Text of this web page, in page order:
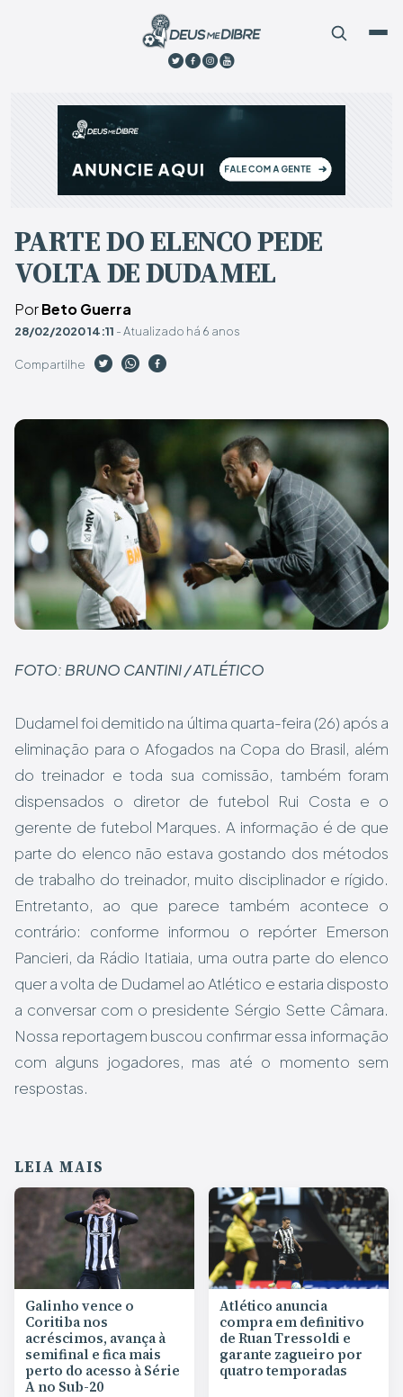
PARTE DO ELENCO PEDE
VOLTA DE DUDAMEL
PorBeto Guerra
28/02/2020 14:11 - Atualizado há 6 anos
Compartilhe
FOTO: BRUNO CANTINI / ATLÉTICO
Dudamel foi demitido na última quarta-feira (26) após a
eliminação para o Afogados na Copa do Brasil, além
do treinador e toda sua comissão, também foram
dispensados o diretor de futebol Rui Costa e o
gerente de futebol Marques. A informação é de que
parte do elenco não estava gostando dos métodos
de trabalho do treinador, muito disciplinador e rígido.
Entretanto, ao que parece também acontece o
contrário: conforme informou o repórter Emerson
Pancieri, da Rádio Itatiaia, uma outra parte do elenco
quer a volta de Dudamel ao Atlético e estaria disposto
a conversar com o presidente Sérgio Sette Câmara.
Nossa reportagem buscou confirmar essa informação
com alguns jogadores, mas até o momento sem
respostas.
LEIA MAIS
Galinho vence o
Coritiba nos
acréscimos, avança à
semifinal e fica mais
perto do acesso à Série
A no Sub-20
Atlético anuncia
compra em definitivo
de Ruan Tressoldi e
garante zagueiro por
quatro temporadas